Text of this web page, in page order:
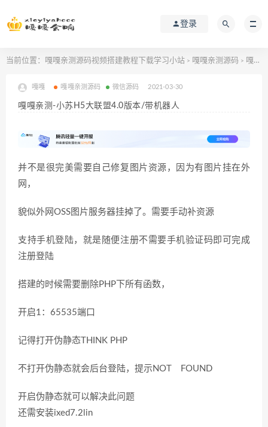
登录
当前位置： 嘎嘎亲测源码视频搭建教程下载学习小站 > 嘎嘎亲测源码 > 嘎嘎亲测-小苏H5大联盟4.0版本/带机器人
嘎嘎 嘎嘎亲测源码 微信源码 2021-03-30
嘎嘎亲测-小苏H5大联盟4.0版本/带机器人
并不是很完美需要自己修复图片资源，因为有图片挂在外
网，
貌似外网OSS图片服务器挂掉了。需要手动补资源
支持手机登陆，就是随便注册不需要手机验证码即可完成
注册登陆
搭建的时候需要删除PHP下所有函数，
开启1：65535端口
记得打开伪静态THINK PHP
不打开伪静态就会后台登陆，提示NOT FOUND
开启伪静态就可以解决此问题
还需安装ixed7.2lin